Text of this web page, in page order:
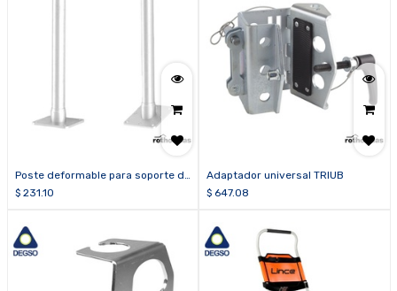
Poste deformable para soporte de
línea de 40 cm TOWER-400
$ 231.10
Adaptador universal TRIUB
$ 647.08